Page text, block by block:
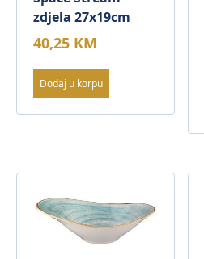
zdjela 27x19cm
40,25 KM
Dodaj u korpu